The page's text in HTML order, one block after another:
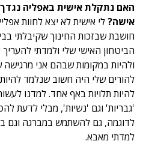
האם נתקלת אישית באפליה
אישה?לי אישית לא יצא לחוות
חושבת שבזכות החינוך שקיבלתי
הביטחון האישי שלי ולמדתי
ולהיות במקומות שבהם אני
להורים שלי היה חשוב שנלמד
להיות תלויות באף אחד. למדנו
'גבריות' וגם 'נשיות', מבלי לדעת
לדוגמה, גם להשתמש במברגה וגם
למדתי מאבא.